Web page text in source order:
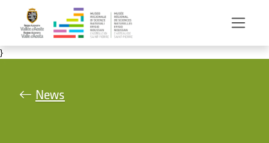
Salta al contenuto principale
}
News